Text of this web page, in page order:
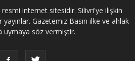
internet sitesidir. Silivri'ye ilişkin
Gazetemiz Basın ilke ve ahlak
uymaya söz vermiştir.